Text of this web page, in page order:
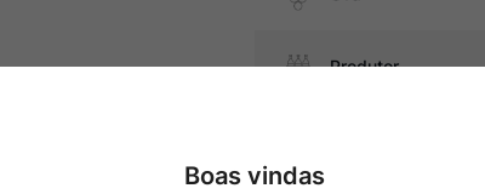
de queijos azuis, como
Produtor
Boas vindas